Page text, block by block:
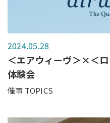
2024.05.28
＜エアウィーヴ＞×＜
体験会
催事 TOPICS